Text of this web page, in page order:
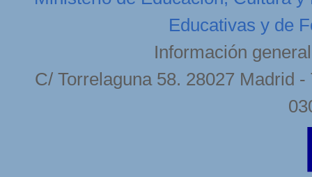
Educativas y de
Información
C/ Torrelaguna 58. 28027 Madrid